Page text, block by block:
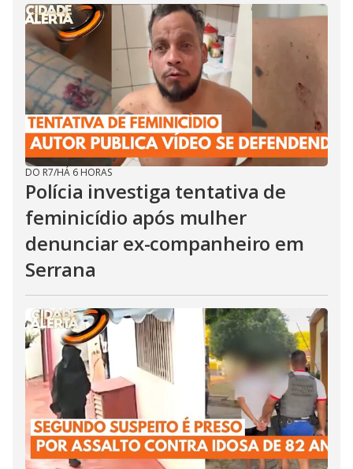
DO R7/HÁ 6 HORAS
Polícia investiga tentativa de
feminicídio após mulher
denunciar ex-companheiro em
Serrana